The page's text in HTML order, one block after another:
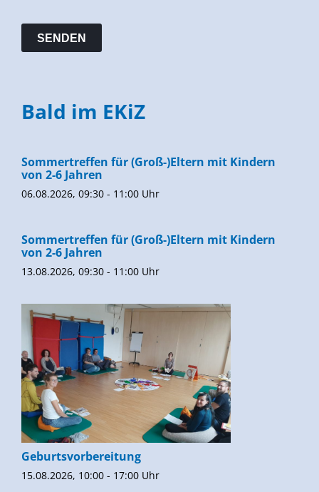
Bald im EKiZ
Sommertreffen für (Groß-)Eltern mit Kindern
von 2-6 Jahren
06.08.2026, 09:30 - 11:00 Uhr
Sommertreffen für (Groß-)Eltern mit Kindern
von 2-6 Jahren
13.08.2026, 09:30 - 11:00 Uhr
Geburtsvorbereitung
15.08.2026, 10:00 - 17:00 Uhr